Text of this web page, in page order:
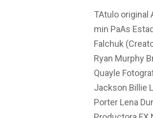
TA­tulo original
min PaA­s
Falchuk
Ryan Murphy
Quayle
Jackson Billie
Porter Lena